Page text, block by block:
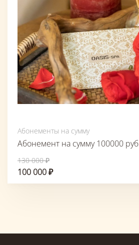
Абонементы на сумму
Абонемент на сумму 100000 руб
130 000 ₽
100 000 ₽